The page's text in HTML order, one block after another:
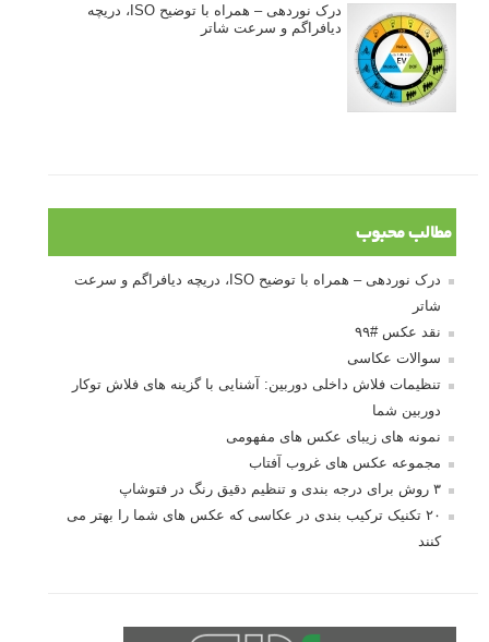
درک نوردهی – همراه با توضیح ISO، دریچه
دیافراگم و سرعت شاتر
مطالب محبوب
درک نوردهی – همراه با توضیح ISO، دریچه دیافراگم و سرعت
شاتر
نقد عکس #۹۹
سوالات عکاسی
تنظیمات فلاش داخلی دوربین: آشنایی با گزینه های فلاش توکار
دوربین شما
نمونه های زیبای عکس های مفهومی
مجموعه عکس های غروب آفتاب
۳ روش برای درجه بندی و تنظیم دقیق رنگ در فتوشاپ
۲۰ تکنیک ترکیب بندی در عکاسی که عکس های شما را بهتر می
کنند